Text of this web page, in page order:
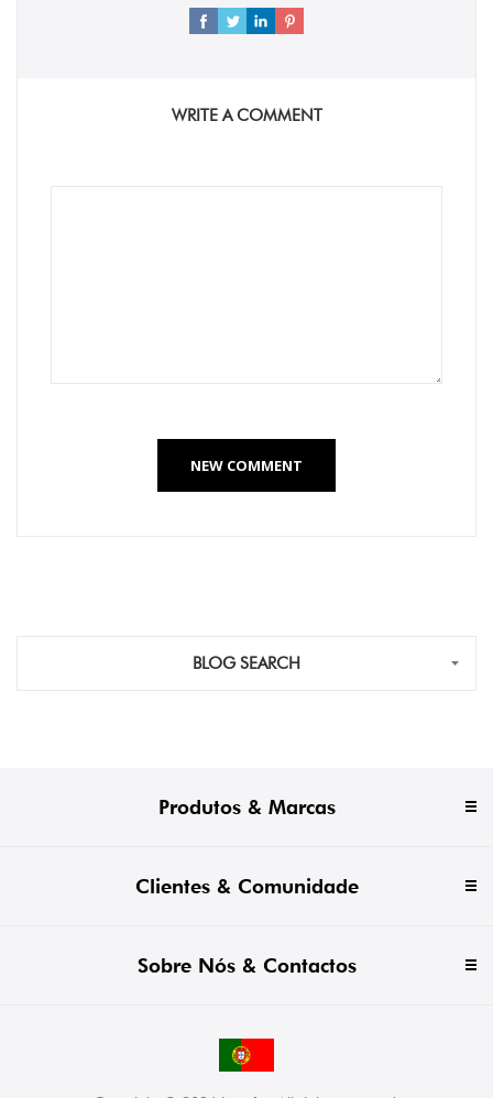
WRITE A COMMENT
NEW COMMENT
BLOG SEARCH
Produtos & Marcas
Clientes & Comunidade
Sobre Nós & Contactos